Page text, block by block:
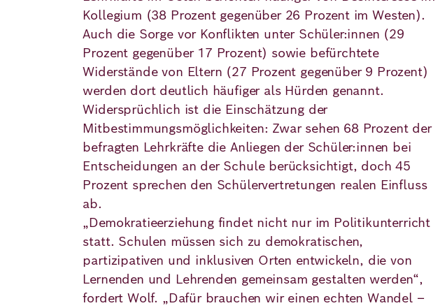
Kollegium (38 Prozent gegenüber 26 Prozent im Westen).
Auch die Sorge vor Konflikten unter Schüler:innen (29
Prozent gegenüber 17 Prozent) sowie befürchtete
Widerstände von Eltern (27 Prozent gegenüber 9 Prozent)
werden dort deutlich häufiger als Hürden genannt.
Widersprüchlich ist die Einschätzung der
Mitbestimmungsmöglichkeiten: Zwar sehen 68 Prozent der
befragten Lehrkräfte die Anliegen der Schüler:innen bei
Entscheidungen an der Schule berücksichtigt, doch 45
Prozent sprechen den Schülervertretungen realen Einfluss
ab.
„Demokratieerziehung findet nicht nur im Politikunterricht
statt. Schulen müssen sich zu demokratischen,
partizipativen und inklusiven Orten entwickeln, die von
Lernenden und Lehrenden gemeinsam gestalten werden“,
fordert Wolf. „Dafür brauchen wir einen echten Wandel –